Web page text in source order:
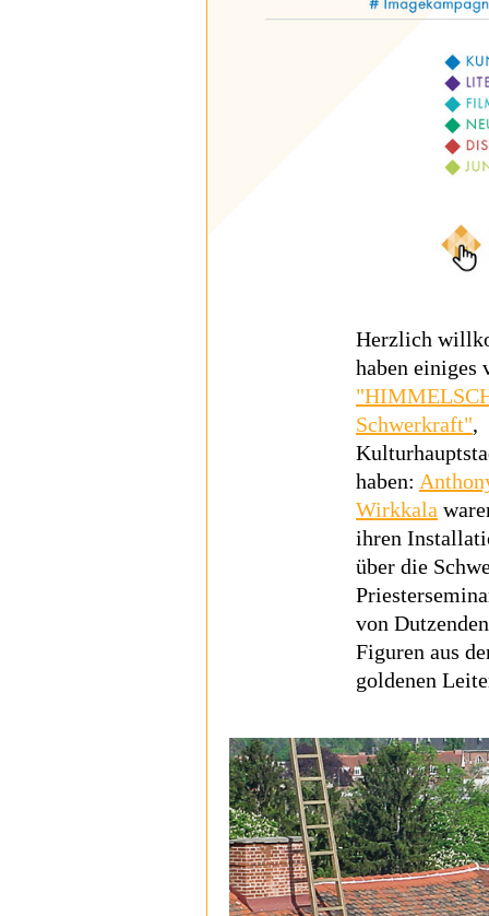
Herzlich
haben einiges
Schwerkraft",
haben:
Wirkkala
ihren
über die
von
Figuren aus
goldenen